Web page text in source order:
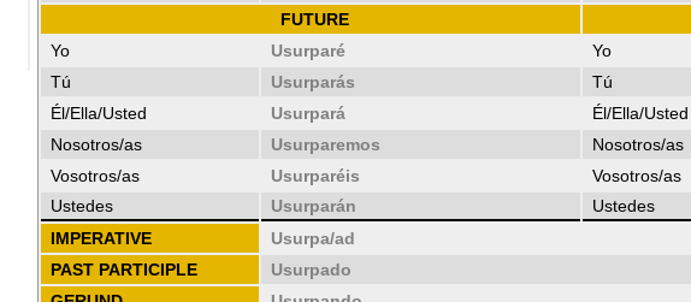
FUTURE
Yo
Usurparé Yo
Tú
Usurparás Tú
Él/Ella/Usted
Usurpará Él/Ella/Usted
Nosotros/as
Usurparemos Nosotros/as
Vosotros/as
Usurparéis Vosotros/as
Ustedes
Usurparán Ustedes
IMPERATIVE
Usurpa/ad
PAST PARTICIPLE
Usurpado